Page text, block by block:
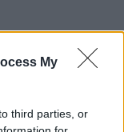
My
third parties, or
sostiene